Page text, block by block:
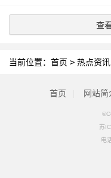
查
当前位置： 首页 > 热点资讯
首页 网站简
苏
电